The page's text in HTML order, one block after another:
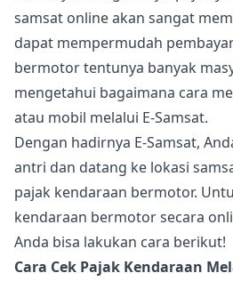
samsat online akan sangat
dapat mempermudah
bermotor tentunya banyak
mengetahui bagaimana cara
atau mobil melalui E-Samsat.
Dengan hadirnya E-Samsat,
antri dan datang ke lokasi
pajak kendaraan bermotor.
kendaraan bermotor secara
Anda bisa lakukan cara berikut!
Cara Cek Pajak Kendaraan